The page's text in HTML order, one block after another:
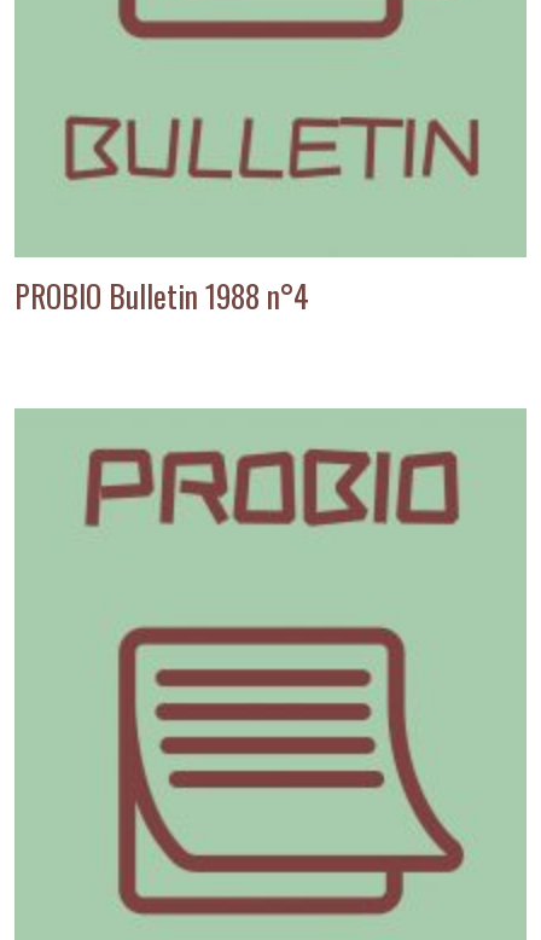
PROBIO Bulletin 1988 n°4